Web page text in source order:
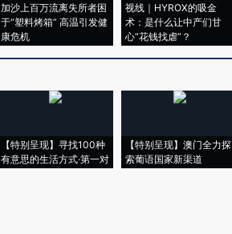
加沙上百万流离失所者困
于“塑料烤箱” 高温引发健
康危机
视线｜HYROX的吸金
术：是什么让中产们甘
心“花钱找虐”？
【特别呈现】寻找100种
有意思的生活方式·第一对
【特别呈现】澳门全力探
索葡语国家新渠道